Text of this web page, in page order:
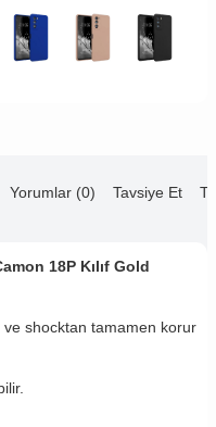
Yorumlar (0) Tavsiye Et
18P Kılıf Gold
ve shocktan tamamen korur